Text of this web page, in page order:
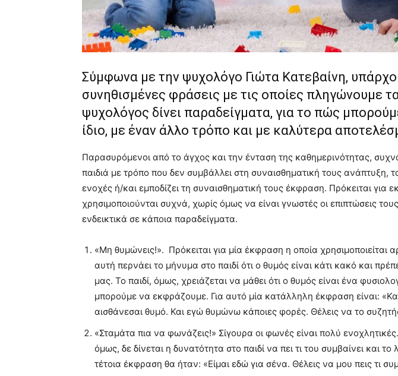
Σύμφωνα με την ψυχολόγο Γιώτα Κατεβαίνη,
συνηθισμένες φράσεις με τις οποίες πληγώνουμε
ψυχολόγος δίνει παραδείγματα, για το πώς
ίδιο, με έναν άλλο τρόπο και με καλύτερα
Παρασυρόμενοι από το άγχος και την ένταση της καθημερινότητας,
παιδιά με τρόπο που δεν συμβάλλει στη συναισθηματική τους ανάπτυξη,
ενοχές ή/και εμποδίζει τη συναισθηματική τους έκφραση. Πρόκειται για
χρησιμοποιούνται συχνά, χωρίς όμως να είναι γνωστές οι επιπτώσεις
ενδεικτικά σε κάποια παραδείγματα.
«Μη θυμώνεις!». Πρόκειται για μία έκφραση η οποία
αυτή περνάει το μήνυμα στο παιδί ότι ο θυμός είναι κάτι κακό και
μας. Το παιδί, όμως, χρειάζεται να μάθει ότι ο θυμός είναι ένα
μπορούμε να εκφράζουμε. Για αυτό μία κατάλληλη έκφραση είναι:
αισθάνεσαι θυμό. Και εγώ θυμώνω κάποιες φορές. Θέλεις να το
«Σταμάτα πια να φωνάζεις!» Σίγουρα οι φωνές είναι πολύ
όμως, δε δίνεται η δυνατότητα στο παιδί να πει τι του συμβαίνει και
τέτοια έκφραση θα ήταν: «Είμαι εδώ για σένα. Θέλεις να μου πεις τι